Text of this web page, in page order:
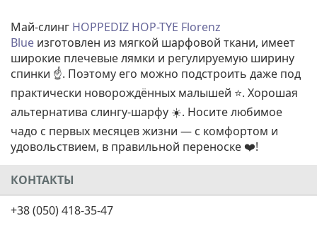
Май-слинг HOPPEDIZ HOP-TYE Florenz
Blue изготовлен из мягкой шарфовой ткани, имеет
широкие плечевые лямки и регулируемую ширину
спинки ☝️. Поэтому его можно подстроить даже под
практически новорождённых малышей ⭐. Хорошая
альтернатива слингу-шарфу ☀️. Носите любимое
чадо с первых месяцев жизни — с комфортом и
удовольствием, в правильной переноске ❤️!
КОНТАКТЫ
+38 (050) 418-35-47